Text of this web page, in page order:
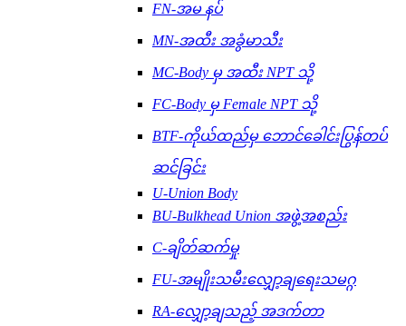
FN-အမ နပ်
MN-အထီး အခွံမာသီး
MC-Body မှ အထီး NPT သို့
FC-Body မှ Female NPT သို့
BTF-ကိုယ်ထည်မှ ဘောင်ခေါင်းပြွန်တပ်
ဆင်ခြင်း
U-Union Body
BU-Bulkhead Union အဖွဲ့အစည်း
C-ချိတ်ဆက်မှု
FU-အမျိုးသမီးလျှော့ချရေးသမဂ္ဂ
RA-လျှော့ချသည့် အဒက်တာ